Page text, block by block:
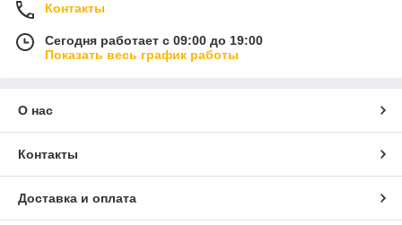
Контакты
Сегодня работает с 09:00 до 19:00
Показать весь график работы
О нас
Контакты
Доставка и оплата